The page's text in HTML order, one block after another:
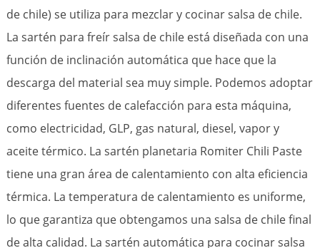
de chile) se utiliza para mezclar y cocinar salsa de chile.
La sartén para freír salsa de chile está diseñada con una
función de inclinación automática que hace que la
descarga del material sea muy simple. Podemos adoptar
diferentes fuentes de calefacción para esta máquina,
como electricidad, GLP, gas natural, diesel, vapor y
aceite térmico. La sartén planetaria Romiter Chili Paste
tiene una gran área de calentamiento con alta eficiencia
térmica. La temperatura de calentamiento es uniforme,
lo que garantiza que obtengamos una salsa de chile final
de alta calidad. La sartén automática para cocinar salsa